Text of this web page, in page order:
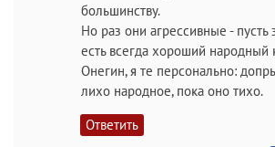
большинству.
Но раз они агрессивные - пусть
есть всегда хороший народный
Онегин, я те персонально:
лихо народное, пока оно тихо.
Ответить